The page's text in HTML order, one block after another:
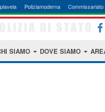
Poliziamoderna Commissariato
SIAMO DOVE SIAMO